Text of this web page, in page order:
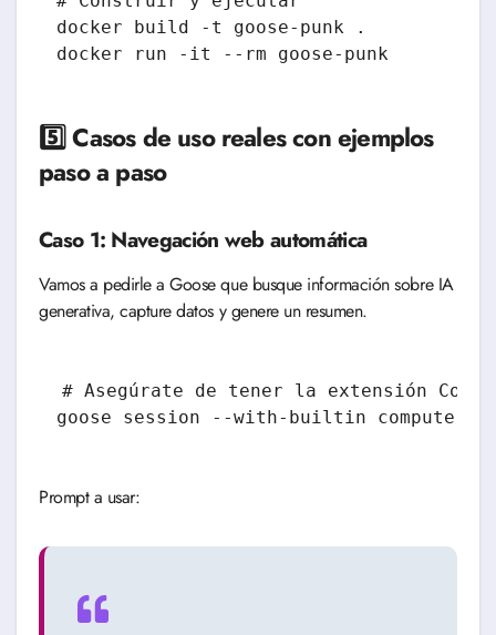
docker build -t goose-punk .
docker run -it --rm goose-punk
5️⃣ Casos de uso reales con ejemplos
paso a paso
Caso 1: Navegación web automática
Vamos a pedirle a Goose que busque información sobre IA
generativa, capture datos y genere un resumen.
# Asegúrate de tener la extensión
goose session --with-builtin
Prompt a usar: